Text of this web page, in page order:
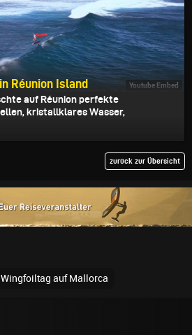
Youtube Embed
Réunion Island
auf Réunion perfekte
kristallklares Wasser,
zurück zur Übersicht
Wingfoiltag auf Mallorca